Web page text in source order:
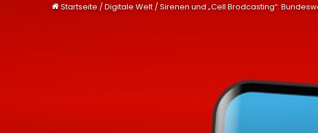
Startseite /Digitale Welt /Sirenen und „Cell Brodcasting“: